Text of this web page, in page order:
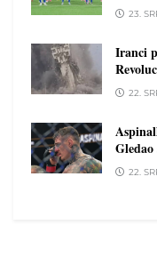
23.
Iranci
22.
22.